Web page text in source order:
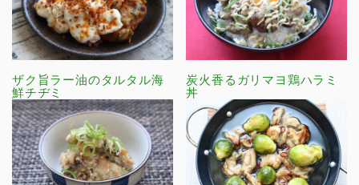
ザク旨ラー油のタルタル海
鮮チヂミ
炭火香るガリマヨ鶏ハラミ
丼